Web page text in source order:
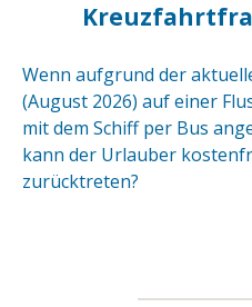
Wenn aufgrund der
(August 2026) auf einer
mit dem Schiff per Bus
kann der Urlauber
zurücktreten?